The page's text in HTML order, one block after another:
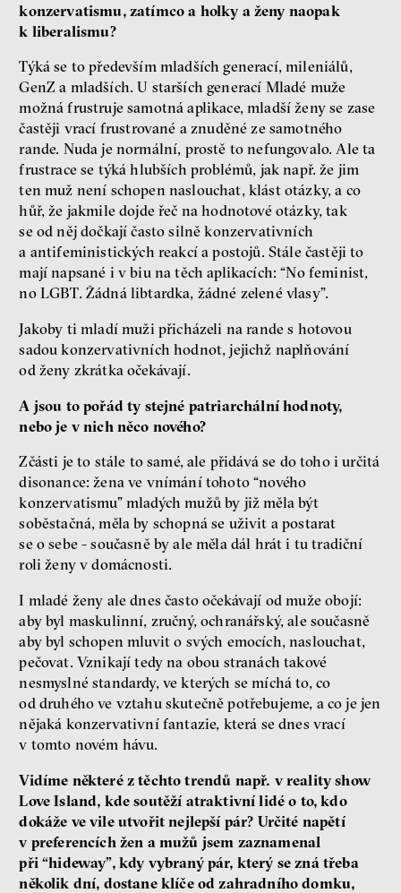
konzervatismu, zatímco a holky a ženy naopak
k liberalismu?
Týká se to především mladších generací, mileniálů,
GenZ a mladších. U starších generací Mladé muže
možná frustruje samotná aplikace, mladší ženy se zase
častěji vrací frustrované a znuděné ze samotného
rande. Nuda je normální, prostě to nefungovalo. Ale ta
frustrace se týká hlubších problémů, jak např. že jim
ten muž není schopen naslouchat, klást otázky, a co
hůř, že jakmile dojde řeč na hodnotové otázky, tak
se od něj dočkají často silně konzervativních
a antifeministických reakcí a postojů. Stále častěji to
mají napsané i v biu na těch aplikacích: “No feminist,
no LGBT. Žádná libtardka, žádné zelené vlasy”.
Jakoby ti mladí muži přicházeli na rande s hotovou
sadou konzervativních hodnot, jejichž naplňování
od ženy zkrátka očekávají.
A jsou to pořád ty stejné patriarchální hodnoty,
nebo je v nich něco nového?
Zčásti je to stále to samé, ale přidává se do toho i určitá
disonance: žena ve vnímání tohoto “nového
konzervatismu” mladých mužů by již měla být
soběstačná, měla by schopná se uživit a postarat
se o sebe - současně by ale měla dál hrát i tu tradiční
roli ženy v domácnosti.
I mladé ženy ale dnes často očekávají od muže obojí:
aby byl maskulinní, zručný, ochranářský, ale současně
aby byl schopen mluvit o svých emocích, naslouchat,
pečovat. Vznikají tedy na obou stranách takové
nesmyslné standardy, ve kterých se míchá to, co
od druhého ve vztahu skutečně potřebujeme, a co je jen
nějaká konzervativní fantazie, která se dnes vrací
v tomto novém hávu.
Vidíme některé z těchto trendů např. v reality show
Love Island, kde soutěží atraktivní lidé o to, kdo
dokáže ve vile utvořit nejlepší pár? Určité napětí
v preferencích žen a mužů jsem zaznamenal
při “hideway”, kdy vybraný pár, který se zná třeba
několik dní, dostane klíče od zahradního domku,